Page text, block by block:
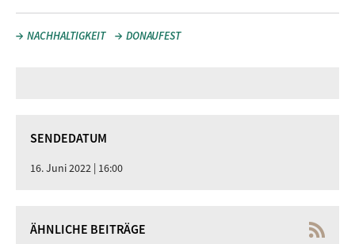
NACHHALTIGKEIT DONAUFEST
SENDEDATUM
16. Juni 2022 | 16:00
ÄHNLICHE BEITRÄGE